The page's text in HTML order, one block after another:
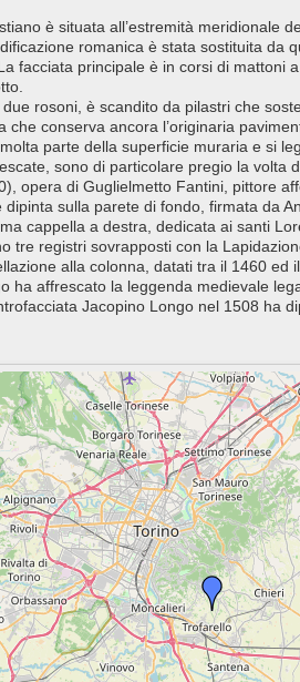
è situata all’estremità meridionale
romanica è stata sostituita da
facciata principale è in corsi di mattoni
due rosoni, è scandito da pilastri che
che conserva ancora l’originaria
parte della superficie muraria e si
sono di particolare pregio la volta
opera di Guglielmetto Fantini, pittore
dipinta sulla parete di fondo, firmata da
cappella a destra, dedicata ai santi
tre registri sovrapposti con la
alla colonna, datati tra il 1460 ed
ha affrescato la leggenda medievale
Jacopino Longo nel 1508 ha